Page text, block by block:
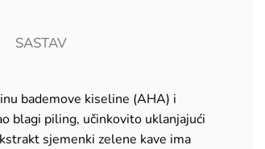
SASTAV
bademove kiseline (AHA) i
blagi piling, učinkovito uklanjajući
sjemenki zelene kave ima